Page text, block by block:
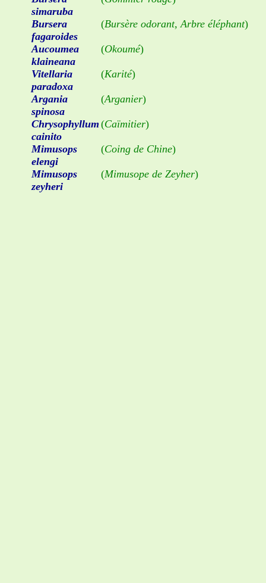
simaruba
(Bursère odorant, Arbre éléphant)
Bursera
fagaroides
(Okoumé)
Aucoumea
klaineana
(Karité)
Vitellaria
paradoxa
(Arganier)
Argania
spinosa
(Caïmitier)
Chrysophyllum
cainito
(Coing de Chine)
Mimusops
elengi
(Mimusope de Zeyher)
Mimusops
zeyheri